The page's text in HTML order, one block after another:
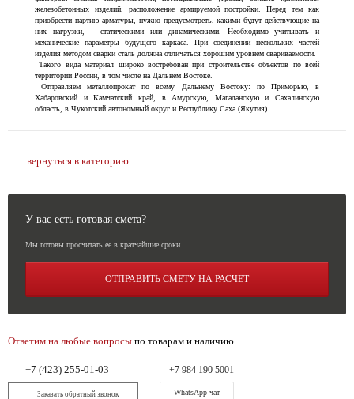
железобетонных изделий, расположение армируемой постройки. Перед тем как
приобрести партию арматуры, нужно предусмотреть, какими будут действующие на
них нагрузки, – статическими или динамическими. Необходимо учитывать и
механические параметры будущего каркаса. При соединении нескольких частей
изделия методом сварки сталь должна отличаться хорошим уровнем свариваемости.
Такого вида материал широко востребован при строительстве объектов по всей
территории России, в том числе на Дальнем Востоке.
Отправляем металлопрокат по всему Дальнему Востоку: по Приморью, в
Хабаровский и Камчатский край, в Амурскую, Магаданскую и Сахалинскую
область, в Чукотский автономный округ и Республику Саха (Якутия).
вернуться в категорию
У вас есть готовая смета?
Мы готовы просчитать ее в кратчайшие сроки.
ОТПРАВИТЬ СМЕТУ НА РАСЧЕТ
Ответим на любые вопросы по товарам и наличию
+7 (423) 255-01-03
Заказать обратный звонок
+7 984 190 5001
WhatsApp чат